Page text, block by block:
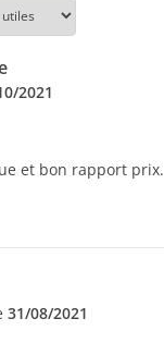
2021
et bon rapport prix.
31/08/2021